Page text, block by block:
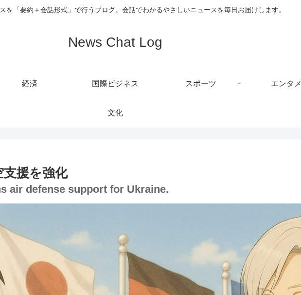
を「要約＋会話形式」で行うブログ。会話でわかるやさしいニュースを毎日お届けします。
News Chat Log
経済 国際ビジネス スポーツ エンタメ
文化
支援を強化
air defense support for Ukraine.